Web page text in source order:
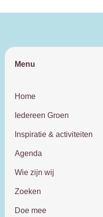
Menu
Home
Iedereen Groen
Inspiratie & activiteiten
Agenda
Wie zijn wij
Zoeken
Doe mee